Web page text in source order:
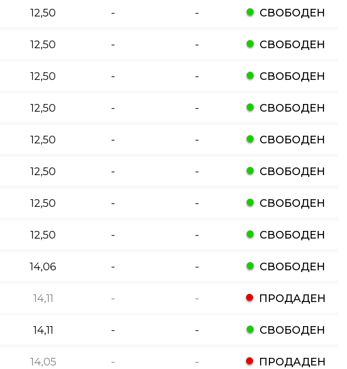
12,50 - - СВОБОДЕН
12,50 - - СВОБОДЕН
12,50 - - СВОБОДЕН
12,50 - - СВОБОДЕН
12,50 - - СВОБОДЕН
12,50 - - СВОБОДЕН
12,50 - - СВОБОДЕН
12,50 - - СВОБОДЕН
14,06 - - СВОБОДЕН
14,11 - - ПРОДАДЕН
14,11 - - СВОБОДЕН
14,05 - - ПРОДАДЕН